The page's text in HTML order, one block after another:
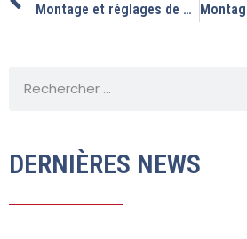
Montage et réglages de carburateur ICT sur cette 1302.
DERNIÈRES NEWS